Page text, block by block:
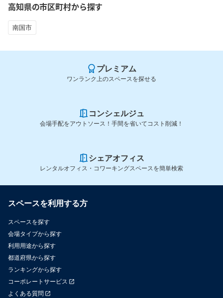
高知県の市区町村から探す
南国市
プレミアム
ワンランク上のスペースを探せる
コンシェルジュ
会場手配をアウトソース！手間を省いてコスト削減！
シェアオフィス
レンタルオフィス・コワーキングスペースを簡単検索
スペースを利用する方
スペースを探す
会場タイプから探す
利用用途から探す
都道府県から探す
ランキングから探す
コーポレートサービス
よくある質問